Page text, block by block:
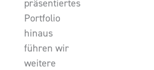
präsentiertes
Portfolio
hinaus
führen wir
weitere